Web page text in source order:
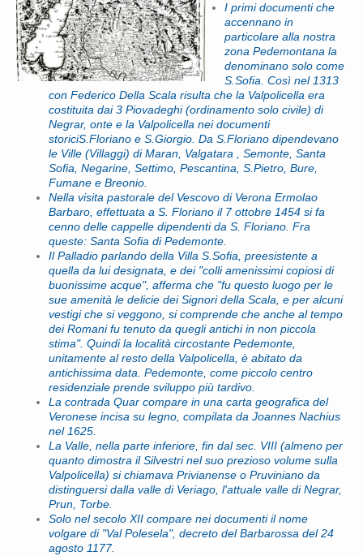
I primi documenti che
accennano in
particolare alla nostra
zona Pedemontana la
denominano solo come
S.Sofia. Così nel 1313
con Federico Della Scala risulta che la Valpolicella era
costituita dai 3 Piovadeghi (ordinamento solo civile) di
Negrar, onte e la Valpolicella nei documenti
storiciS.Floriano e S.Giorgio. Da S.Floriano dipendevano
le Ville (Villaggi) di Maran, Valgatara , Semonte, Santa
Sofia, Negarine, Settimo, Pescantina, S.Pietro, Bure,
Fumane e Breonio.
Nella visita pastorale del Vescovo di Verona Ermolao
Barbaro, effettuata a S. Floriano il 7 ottobre 1454 si fa
cenno delle cappelle dipendenti da S. Floriano. Fra
queste: Santa Sofia di Pedemonte.
Il Palladio parlando della Villa S.Sofia, preesistente a
quella da lui designata, e dei "colli amenissimi copiosi di
buonissime acque", afferma che "fu questo luogo per le
sue amenità le delicie dei Signori della Scala, e per alcuni
vestigi che si veggono, si comprende che anche al tempo
dei Romani fu tenuto da quegli antichi in non piccola
stima". Quindi la località circostante Pedemonte,
unitamente al resto della Valpolicella, è abitato da
antichissima data. Pedemonte, come piccolo centro
residenziale prende sviluppo più tardivo.
La contrada Quar compare in una carta geografica del
Veronese incisa su legno, compilata da Joannes Nachius
nel 1625.
La Valle, nella parte inferiore, fin dal sec. VIII (almeno per
quanto dimostra il Silvestri nel suo prezioso volume sulla
Valpolicella) si chiamava Privianense o Pruviniano da
distinguersi dalla valle di Veriago, l'attuale valle di Negrar,
Prun, Torbe.
Solo nel secolo XII compare nei documenti il nome
volgare di "Val Polesela", decreto del Barbarossa del 24
agosto 1177.